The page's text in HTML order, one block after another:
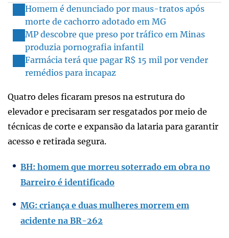
Homem é denunciado por maus-tratos após
morte de cachorro adotado em MG
MP descobre que preso por tráfico em Minas
produzia pornografia infantil
Farmácia terá que pagar R$ 15 mil por vender
remédios para incapaz
Quatro deles ficaram presos na estrutura do
elevador e precisaram ser resgatados por meio de
técnicas de corte e expansão da lataria para garantir
acesso e retirada segura.
BH: homem que morreu soterrado em obra no
Barreiro é identificado
MG: criança e duas mulheres morrem em
acidente na BR-262